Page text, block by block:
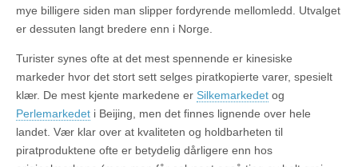
mye billigere siden man slipper fordyrende mellomledd. Utvalget
er dessuten langt bredere enn i Norge.
Turister synes ofte at det mest spennende er kinesiske
markeder hvor det stort sett selges piratkopierte varer, spesielt
klær. De mest kjente markedene er Silkemarkedet og
Perlemarkedet i Beijing, men det finnes lignende over hele
landet. Vær klar over at kvaliteten og holdbarheten til
piratproduktene ofte er betydelig dårligere enn hos